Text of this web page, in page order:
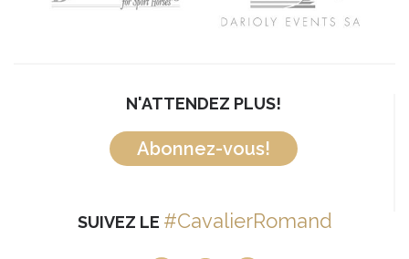
N'ATTENDEZ PLUS!
Abonnez-vous!
SUIVEZ LE #CavalierRomand